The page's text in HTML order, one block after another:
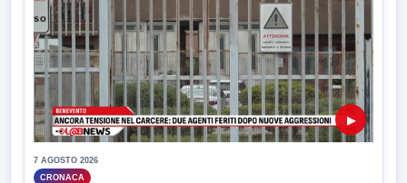
▶
7 AGOSTO 2026
CRONACA